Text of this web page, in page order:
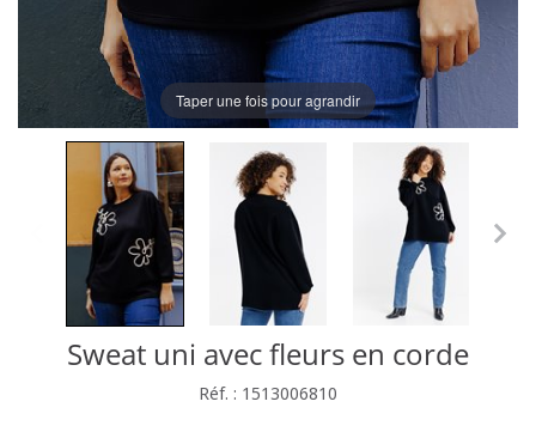
Taper une fois pour agrandir
Sweat uni avec fleurs en corde
Réf. : 1513006810